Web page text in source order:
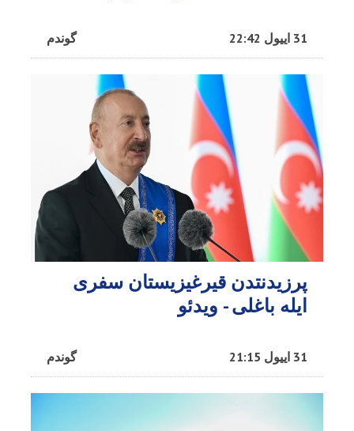
گوندم 31 اییول 22:42
پرزیدنتدن قیرغیزیستان سفری
ایله باغلی - ویدئو
گوندم 31 اییول 21:15